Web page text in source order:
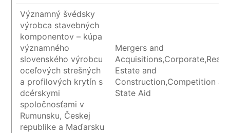
Významný švédsky
výrobca stavebných
komponentov – kúpa
významného
slovenského výrobcu
oceľových strešných
a profilových krytín s
dcérskymi
spoločnosťami v
Rumunsku, Českej
republike a Maďarsku
Mergers and
Acquisitions,Corporate,Real
Estate and
Construction,Competition
State Aid